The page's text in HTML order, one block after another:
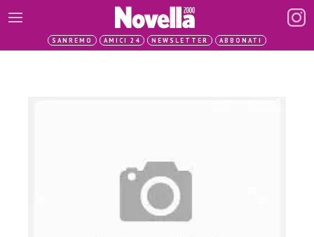
SANREMO AMICI 24 NEWSLETTER ABBONATI